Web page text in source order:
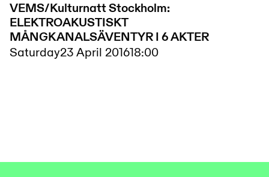
VEMS/Kulturnatt Stockholm:
ELEKTROAKUSTISKT
MÅNGKANALSÄVENTYR I 6 AKTER
Saturday23 April 201618:00